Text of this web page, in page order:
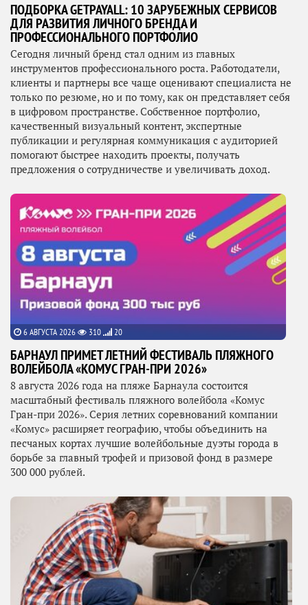
ПОДБОРКА GETPAYALL: 10 ЗАРУБЕЖНЫХ СЕРВИСОВ
ДЛЯ РАЗВИТИЯ ЛИЧНОГО БРЕНДА И
ПРОФЕССИОНАЛЬНОГО ПОРТФОЛИО
Сегодня личный бренд стал одним из главных
инструментов профессионального роста. Работодатели,
клиенты и партнеры все чаще оценивают специалиста не
только по резюме, но и по тому, как он представляет себя
в цифровом пространстве. Собственное портфолио,
качественный визуальный контент, экспертные
публикации и регулярная коммуникация с аудиторией
помогают быстрее находить проекты, получать
предложения о сотрудничестве и увеличивать доход.
6 АВГУСТА 2026 310 20
БАРНАУЛ ПРИМЕТ ЛЕТНИЙ ФЕСТИВАЛЬ ПЛЯЖНОГО
ВОЛЕЙБОЛА «КОМУС ГРАН-ПРИ 2026»
8 августа 2026 года на пляже Барнаула состоится
масштабный фестиваль пляжного волейбола «Комус
Гран-при 2026». Серия летних соревнований компании
«Комус» расширяет географию, чтобы объединить на
песчаных кортах лучшие волейбольные дуэты города в
борьбе за главный трофей и призовой фонд в размере
300 000 рублей.